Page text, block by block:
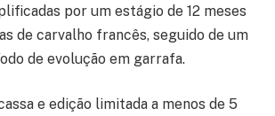
por um estágio de 12 meses
de carvalho francês, seguido de um
de evolução em garrafa.
e edição limitada a menos de 5